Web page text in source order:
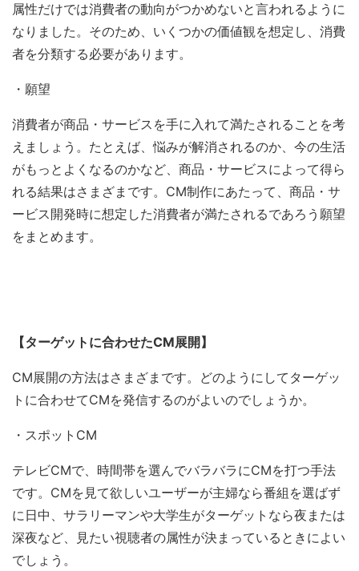
属性だけでは消費者の動向がつかめないと言われるように
なりました。そのため、いくつかの価値観を想定し、消費
者を分類する必要があります。
・願望
消費者が商品・サービスを手に入れて満たされることを考
えましょう。たとえば、悩みが解消されるのか、今の生活
がもっとよくなるのかなど、商品・サービスによって得ら
れる結果はさまざまです。CM制作にあたって、商品・サ
ービス開発時に想定した消費者が満たされるであろう願望
をまとめます。
【ターゲットに合わせたCM展開】
CM展開の方法はさまざまです。どのようにしてターゲッ
トに合わせてCMを発信するのがよいのでしょうか。
・スポットCM
テレビCMで、時間帯を選んでバラバラにCMを打つ手法
です。CMを見て欲しいユーザーが主婦なら番組を選ばず
に日中、サラリーマンや大学生がターゲットなら夜または
深夜など、見たい視聴者の属性が決まっているときによい
でしょう。